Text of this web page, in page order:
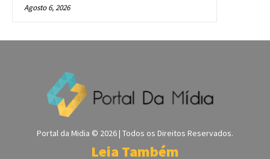
Agosto 6, 2026
Portal da Midia © 2026 | Todos os Direitos Reservados.
Leia Também